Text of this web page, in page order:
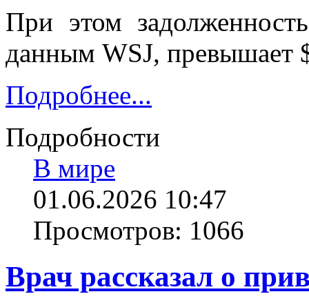
При этом
данным WSJ, превышает
Подробнее...
Подробности
В мире
01.06.2026 10:47
Просмотров: 1066
Врач рассказал о